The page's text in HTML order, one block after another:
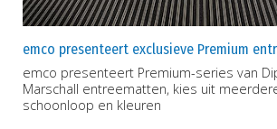
emco presenteert exclusieve Premium
emco presenteert Premium-series van
Marschall entreematten, kies uit
schoonloop en kleuren